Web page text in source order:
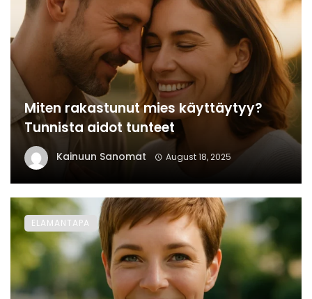
Miten rakastunut mies käyttäytyy?
Tunnista aidot tunteet
Kainuun Sanomat August 18, 2025
ELAMANTAPA